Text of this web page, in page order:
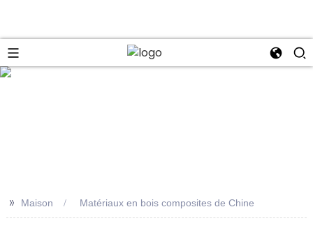
>> Maison Matériaux en bois composites de Chine